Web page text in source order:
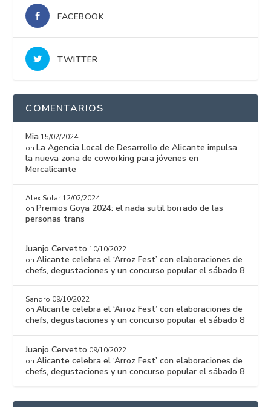
FACEBOOK
TWITTER
COMENTARIOS
Mia 15/02/2024
on La Agencia Local de Desarrollo de Alicante impulsa
la nueva zona de coworking para jóvenes en
Mercalicante
Alex Solar 12/02/2024
on Premios Goya 2024: el nada sutil borrado de las
personas trans
Juanjo Cervetto 10/10/2022
onAlicante celebra el ‘Arroz Fest’ con elaboraciones de
chefs, degustaciones y un concurso popular el sábado 8
Sandro 09/10/2022
onAlicante celebra el ‘Arroz Fest’ con elaboraciones de
chefs, degustaciones y un concurso popular el sábado 8
Juanjo Cervetto 09/10/2022
onAlicante celebra el ‘Arroz Fest’ con elaboraciones de
chefs, degustaciones y un concurso popular el sábado 8